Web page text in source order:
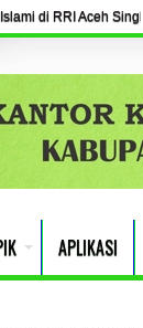
di RRI Aceh
APLIKASI